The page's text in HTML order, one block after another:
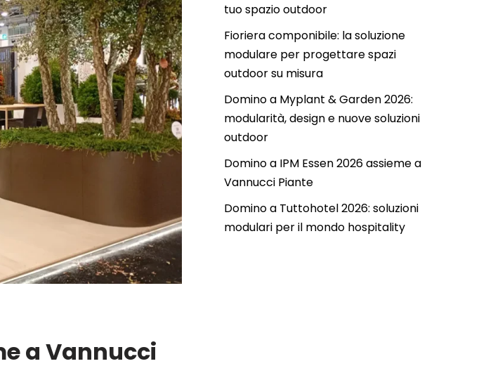
a Vannucci
tuo spazio outdoor
Fioriera componibile: la soluzione
modulare per progettare spazi
outdoor su misura
Domino a Myplant & Garden 2026:
modularità, design e nuove soluzioni
outdoor
Domino a IPM Essen 2026 assieme a
Vannucci Piante
Domino a Tuttohotel 2026: soluzioni
modulari per il mondo hospitality